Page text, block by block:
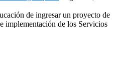
de ingresar un proyecto de
implementación de los Servicios